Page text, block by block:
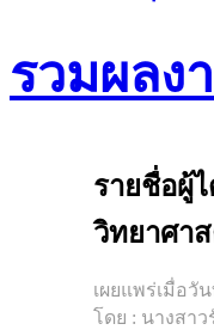
รวมผลง
รายชื่อผู้
วิทยาศา
เผยแพร่เมื่อวั
โดย : นางสา